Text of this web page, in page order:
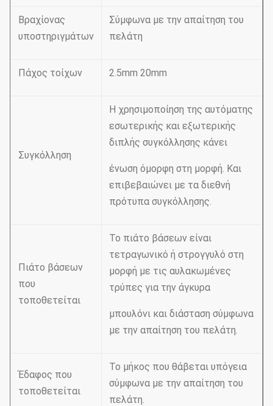
Βραχίονας
υποστηριγμάτων
Σύμφωνα με την απαίτηση του
πελάτη
Πάχος τοίχων 2.5mm 20mm
Συγκόλληση
Η χρησιμοποίηση της αυτόματης
εσωτερικής και εξωτερικής
διπλής συγκόλλησης κάνει
ένωση όμορφη στη μορφή. Και
επιβεβαιώνει με τα διεθνή
πρότυπα συγκόλλησης.
Πιάτο βάσεων
που
τοποθετείται
Το πιάτο βάσεων είναι
τετραγωνικό ή στρογγυλό στη
μορφή με τις αυλακωμένες
τρύπες για την άγκυρα
μπουλόνι και διάσταση σύμφωνα
με την απαίτηση του πελάτη.
Έδαφος που
τοποθετείται
Το μήκος που θάβεται υπόγεια
σύμφωνα με την απαίτηση του
πελάτη.